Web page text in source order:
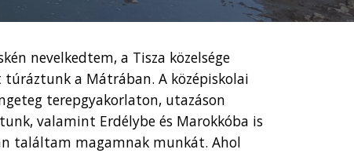
nevelkedtem, a Tisza közelsége
túráztunk a Mátrában. A középiskolai
terepgyakorlaton, utazáson
valamint Erdélybe és Marokkóba is
találtam magamnak munkát. Ahol